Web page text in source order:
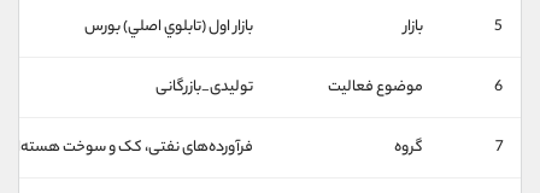
5 بازار بازار اول (تابلوي اصلي) بورس
6 موضوع فعالیت تولیدی_بازرگانی
7 گروه فرآورده‌های نفتی، کک و سوخت هسته‌ای